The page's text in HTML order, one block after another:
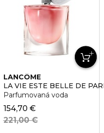
LANCÔME
LA VIE ESTE BELLE DE
Parfumovaná voda
154,70 €
221,00 €